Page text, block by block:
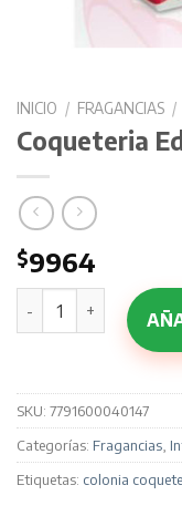
INICIO / FRAGANCIAS /
Coqueteria
$9964
Coqueteria Edt x 90
SKU: 7791600040147
Categorías: Fragancias,
Etiquetas: colonia